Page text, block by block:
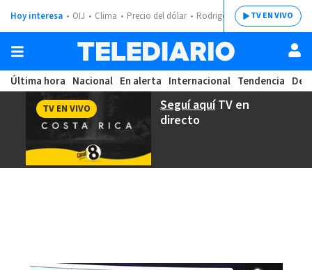
Hoy interesa OIJ Clima Precio del dólar Rodrigo ChavesTV EN VIVO
Última hora Nacional En alerta Internacional Tendencia
Seguí aquíTV en
directo
TV EN VIVO